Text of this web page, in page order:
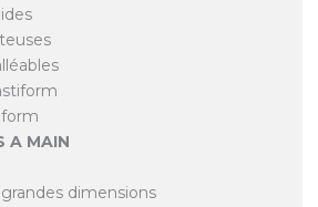
A MAIN
dimensions